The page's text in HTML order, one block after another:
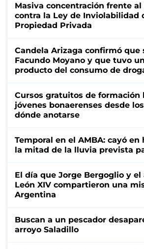
Masiva concentración frente al
contra la Ley de Inviolabilidad
Propiedad Privada
Candela Arizaga confirmó que
Facundo Moyano y que tuvo
producto del consumo de
Cursos gratuitos de formación
jóvenes bonaerenses desde los
dónde anotarse
Temporal en el AMBA: cayó en
la mitad de la lluvia prevista
El día que Jorge Bergoglio y el
León XIV compartieron una
Argentina
Buscan a un pescador
arroyo Saladillo